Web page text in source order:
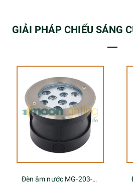
GIẢI PHÁP CHIẾU SÁNG
Đèn âm nước MG-203-xx